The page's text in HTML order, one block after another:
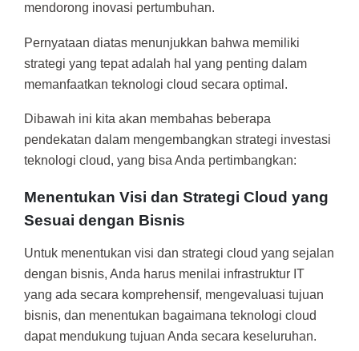
mendorong inovasi pertumbuhan.
Pernyataan diatas menunjukkan bahwa memiliki
strategi yang tepat adalah hal yang penting dalam
memanfaatkan teknologi cloud secara optimal.
Dibawah ini kita akan membahas beberapa
pendekatan dalam mengembangkan strategi investasi
teknologi cloud, yang bisa Anda pertimbangkan:
Menentukan Visi dan Strategi Cloud yang
Sesuai dengan Bisnis
Untuk menentukan visi dan strategi cloud yang sejalan
dengan bisnis, Anda harus menilai infrastruktur IT
yang ada secara komprehensif, mengevaluasi tujuan
bisnis, dan menentukan bagaimana teknologi cloud
dapat mendukung tujuan Anda secara keseluruhan.